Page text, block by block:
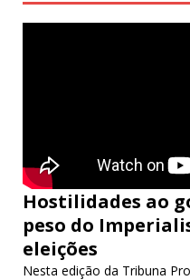
Hostilidades ao
peso do
eleições
Nesta edição da Tribuna